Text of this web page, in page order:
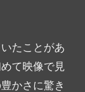
たことがあ
て映像で見
かさに驚き